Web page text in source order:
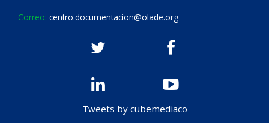
Correo: centro.documentacion@olade.org
Tweets by cubemediaco